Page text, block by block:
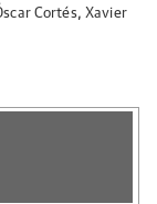
Cortés, Xavier